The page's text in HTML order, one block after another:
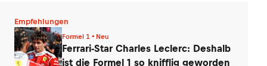
Empfehlungen
Formel 1 • Neu
Ferrari-Star Charles Leclerc: Deshalb
ist die Formel 1 so knifflig geworden